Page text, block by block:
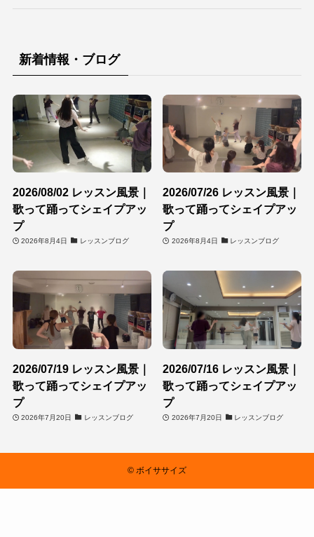
新着情報・ブログ
2026/08/02 レッスン風景｜
歌って踊ってシェイプアッ
プ
2026年8月4日 レッスンブログ
2026/07/26 レッスン風景｜
歌って踊ってシェイプアッ
プ
2026年8月4日 レッスンブログ
2026/07/19 レッスン風景｜
歌って踊ってシェイプアッ
プ
2026年7月20日 レッスンブログ
2026/07/16 レッスン風景｜
歌って踊ってシェイプアッ
プ
2026年7月20日 レッスンブログ
© ボイササイズ